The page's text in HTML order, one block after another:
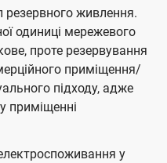
живлення.
одиниці мережевого
проте резервування
приміщення/
підходу, адже
приміщенні
у